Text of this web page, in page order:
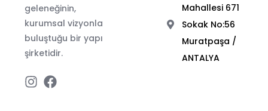
geleneğinin,
kurumsal vizyonla
buluştuğu bir yapı
şirketidir.
Mahallesi 671
Sokak No:56
Muratpaşa /
ANTALYA